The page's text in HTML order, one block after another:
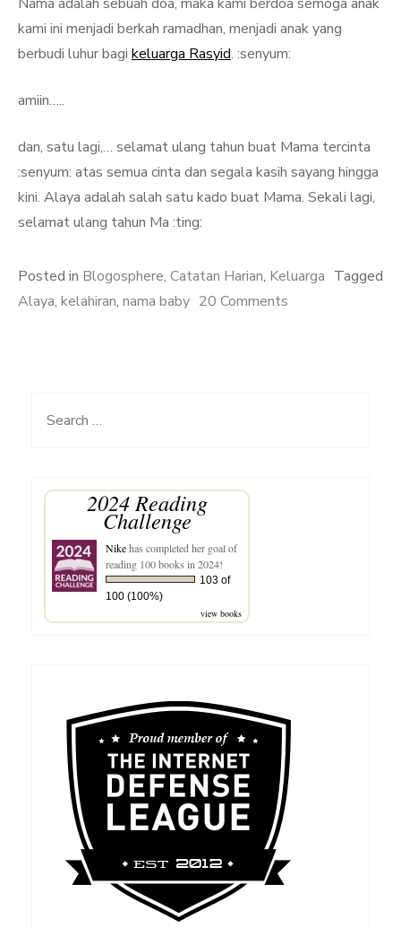
kami ini menjadi berkah ramadhan, menjadi anak yang
berbudi luhur bagi keluarga Rasyid. :senyum:
amiin…..
dan, satu lagi,… selamat ulang tahun buat Mama tercinta
:senyum: atas semua cinta dan segala kasih sayang hingga
kini. Alaya adalah salah satu kado buat Mama. Sekali lagi,
selamat ulang tahun Ma :ting:
Posted in Blogosphere, Catatan Harian, Keluarga Tagged
Alaya, kelahiran, nama baby 20 Comments
Search
2024 Reading
Challenge
Nikehas completed her goal of
reading 100 books in 2024!
103 of
100 (100%)
view books